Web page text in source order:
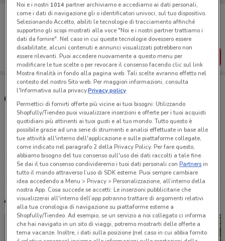
Porta DoveConviene sempre con te!
Puoi trovare le migliori offerte dei negozi vicino a te,
salvarle e creare la tua lista del risparmio, comodamente
dal tuo cellulare.
SCARICA L’APP
Orari e Negozi OBI
Via Mandolossa, 47 Roncadelle
13.9 km
CHIUSO
Tutti i negozi OBI
Altri volantini nelle vicinanze
Noi e i nostri 1014partner archiviamo e accediamo ai dati personali,
come i dati di navigazione gli o identificatori univoci, sul tuo dispositivo.
Selezionando Accetto, abiliti le tecnologie di tracciamento affinché
supportino gli scopi mostrati alla voce "Noi e i nostri partner trattiamo i
dati da fornire". Nel caso in cui queste tecnologie dovessero essere
disabilitate, alcuni contenuti e annunci visualizzati potrebbero non
essere rilevanti. Puoi accedere nuovamente a questo menu per
modificare le tue scelte o per revocare il consenso facendo clic sul link
Mostra finalità in fondo alla pagina web. Tali scelte avranno effetto nel
contesto del nostro Sito web. Per maggiori informazioni, consulta
l'Informativa sulla privacy.Privacy policy
Permettici di fornirti offerte più vicine ai tuoi bisogni: Utilizzando
Shopfully/Tiendeo puoi visualizzare inserzioni e offerte per i tuoi acquisti
quotidiani più attinenti ai tuoi gusti e al tuo mondo. Tutto questo è
possibile grazie ad una serie di strumenti e analisi effettuate in base alle
tue attività all'interno dell'applicazione e sulle piattaforme collegate,
come indicato nel paragrafo 2 della Privacy Policy. Per fare questo,
abbiamo bisogno del tuo consenso sull'uso dei dati raccolti a tale fine.
Se dai il tuo consenso condivideremo i tuoi dati personali conPartnersin
tutto il mondo attraverso l’uso di SDK esterne. Puoi sempre cambiare
idea accedendo a Menu > Privacy > Personalizzazione, all’interno della
nostra App. Cosa succede se accetti: Le inserzioni pubblicitarie che
visualizzerai all'interno dell’app potranno trattare di argomenti relativi
alla tua cronologia di navigazione su piattaforme esterne a
Shopfully/Tiendeo. Ad esempio, se un servizio a noi collegato ci informa
che hai navigato in un sito di viaggi, potremo mostrarti delle offerte a
tema vacanze. Inoltre, i dati sulla posizione (nel caso in cui abbia fornito